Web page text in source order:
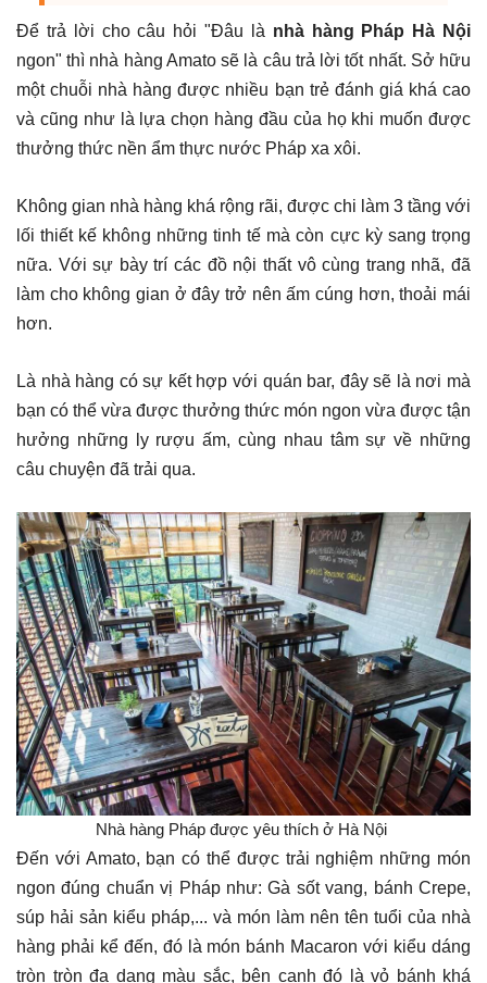
Để trả lời cho câu hỏi "Đâu là nhà hàng Pháp Hà Nội
ngon" thì nhà hàng Amato sẽ là câu trả lời tốt nhất. Sở hữu
một chuỗi nhà hàng được nhiều bạn trẻ đánh giá khá cao
và cũng như là lựa chọn hàng đầu của họ khi muốn được
thưởng thức nền ẩm thực nước Pháp xa xôi.
Không gian nhà hàng khá rộng rãi, được chi làm 3 tầng với
lối thiết kế không những tinh tế mà còn cực kỳ sang trọng
nữa. Với sự bày trí các đồ nội thất vô cùng trang nhã, đã
làm cho không gian ở đây trở nên ấm cúng hơn, thoải mái
hơn.
Là nhà hàng có sự kết hợp với quán bar, đây sẽ là nơi mà
bạn có thể vừa được thưởng thức món ngon vừa được tận
hưởng những ly rượu ấm, cùng nhau tâm sự về những
câu chuyện đã trải qua.
​ Nhà hàng Pháp được yêu thích ở Hà Nội ​
Đến với Amato, bạn có thể được trải nghiệm những món
ngon đúng chuẩn vị Pháp như: Gà sốt vang, bánh Crepe,
súp hải sản kiểu pháp,... và món làm nên tên tuổi của nhà
hàng phải kể đến, đó là món bánh Macaron với kiểu dáng
tròn tròn đa dạng màu sắc, bên cạnh đó là vỏ bánh khá